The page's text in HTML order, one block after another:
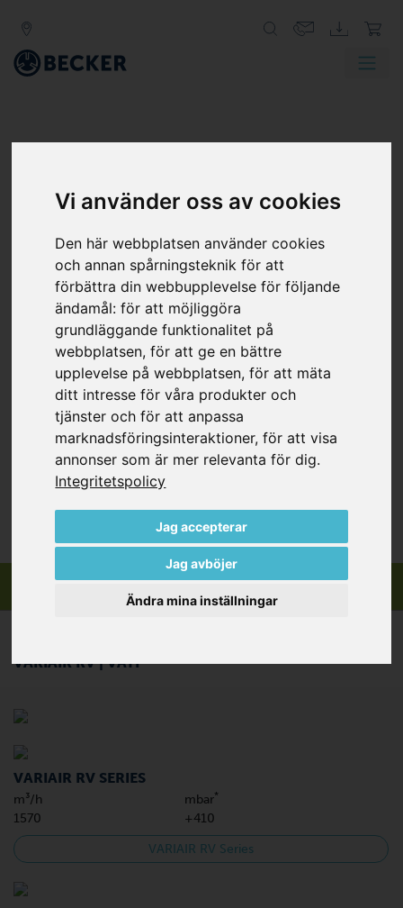
Vi använder oss av cookies
Den här webbplatsen använder cookies
och annan spårningsteknik för att
förbättra din webbupplevelse för följande
ändamål:för att möjliggöra
grundläggande funktionalitet på
webbplatsen,för att ge en bättre
upplevelse på webbplatsen,för att mäta
ditt intresse för våra produkter och
tjänster och för att anpassa
marknadsföringsinteraktioner,för att visa
annonser som är mer relevanta för dig.
Integritetspolicy
Jag accepterar
Jag avböjer
Ändra mina inställningar
RADIALFLÄKTAR FÖR
BLÅSLUFT
Radialfläktar är designade för en hög pumpkapacitet. Via
motorns inbyggda frekvensomformare kan
pumpkapacitet anpassas exakt efter kundens behov.
Radialfläktar innehåller ett mycket snabbt roterande och
kontaktfritt pumphjul och är därmed slitage- och
underhållsfria.
VARIAIR RV | VATP
VARIAIR RV SERIES
m³/h mbar*
1570 +410
VARIAIR RV Series